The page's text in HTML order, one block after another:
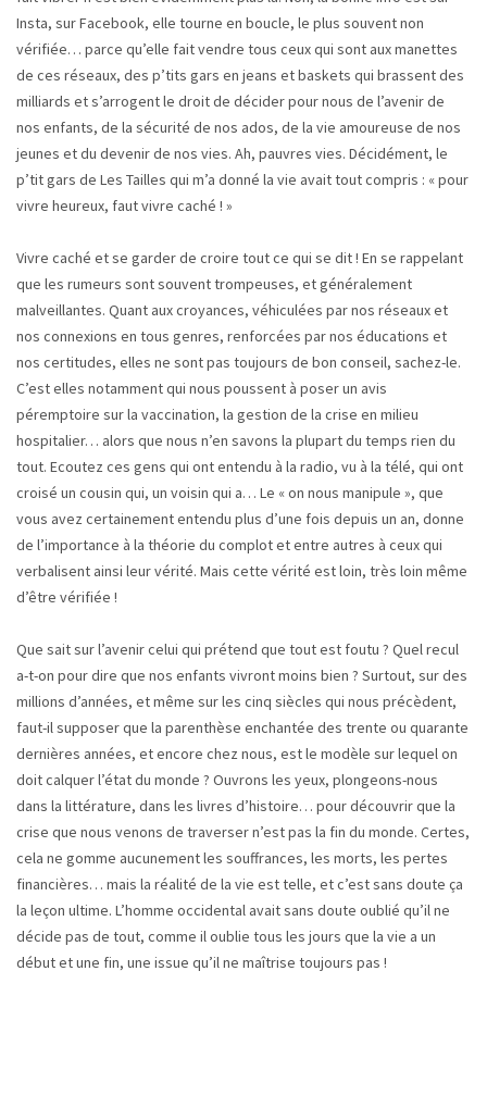
Insta, sur Facebook, elle tourne en boucle, le plus souvent non
vérifiée… parce qu’elle fait vendre tous ceux qui sont aux manettes
de ces réseaux, des p’tits gars en jeans et baskets qui brassent des
milliards et s’arrogent le droit de décider pour nous de l’avenir de
nos enfants, de la sécurité de nos ados, de la vie amoureuse de nos
jeunes et du devenir de nos vies. Ah, pauvres vies. Décidément, le
p’tit gars de Les Tailles qui m’a donné la vie avait tout compris : « pour
vivre heureux, faut vivre caché ! »
Vivre caché et se garder de croire tout ce qui se dit ! En se rappelant
que les rumeurs sont souvent trompeuses, et généralement
malveillantes. Quant aux croyances, véhiculées par nos réseaux et
nos connexions en tous genres, renforcées par nos éducations et
nos certitudes, elles ne sont pas toujours de bon conseil, sachez-le.
C’est elles notamment qui nous poussent à poser un avis
péremptoire sur la vaccination, la gestion de la crise en milieu
hospitalier… alors que nous n’en savons la plupart du temps rien du
tout. Ecoutez ces gens qui ont entendu à la radio, vu à la télé, qui ont
croisé un cousin qui, un voisin qui a… Le « on nous manipule », que
vous avez certainement entendu plus d’une fois depuis un an, donne
de l’importance à la théorie du complot et entre autres à ceux qui
verbalisent ainsi leur vérité. Mais cette vérité est loin, très loin même
d’être vérifiée !
Que sait sur l’avenir celui qui prétend que tout est foutu ? Quel recul
a-t-on pour dire que nos enfants vivront moins bien ? Surtout, sur des
millions d’années, et même sur les cinq siècles qui nous précèdent,
faut-il supposer que la parenthèse enchantée des trente ou quarante
dernières années, et encore chez nous, est le modèle sur lequel on
doit calquer l’état du monde ? Ouvrons les yeux, plongeons-nous
dans la littérature, dans les livres d’histoire… pour découvrir que la
crise que nous venons de traverser n’est pas la fin du monde. Certes,
cela ne gomme aucunement les souffrances, les morts, les pertes
financières… mais la réalité de la vie est telle, et c’est sans doute ça
la leçon ultime. L’homme occidental avait sans doute oublié qu’il ne
décide pas de tout, comme il oublie tous les jours que la vie a un
début et une fin, une issue qu’il ne maîtrise toujours pas !